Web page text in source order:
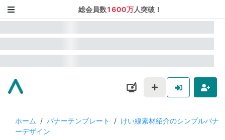
総会員数1600万人突破！
ホーム / バナーテンプレート / けい線素材紹介のシンプルバナ
ーデザイン